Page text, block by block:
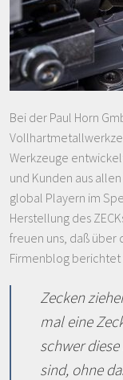
Bei der Paul Horn
Werkzeuge
und Kunden aus
global Playern im
Herstellung des
freuen uns, daß über
Firmenblog berichtet
Zecken
mal eine
schwer
sind, ohne